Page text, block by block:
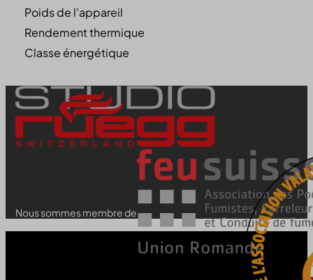
Poids de l'appareil
Rendement thermique
Classe énergétique
Nous sommes membre de